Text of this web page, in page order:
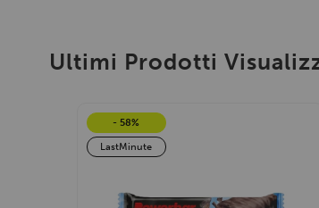
Ultimi Prodotti
- 58%
LastMinute